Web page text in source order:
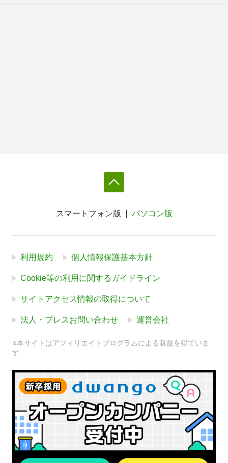
スマートフォン版 パソコン版
利用規約 個人情報保護基本方針
Cookie等の利用に関するガイドライン
サイトアクセス情報の取得について
法人・プレスお問い合わせ 運営会社
※本サイトはアフィリエイトプログラムによる収益を得ていま
す